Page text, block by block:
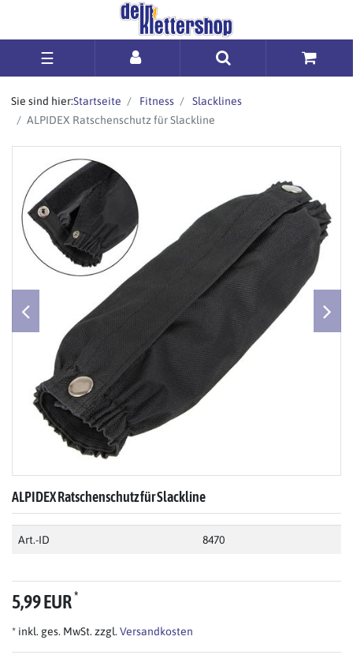
☰
Sie sind hier:Startseite Fitness
Slacklines
ALPIDEX Ratschenschutz für Slackline
ALPIDEX Ratschenschutz für Slackline
Art.-ID 8470
5,99 EUR*
* inkl. ges. MwSt. zzgl. Versandkosten